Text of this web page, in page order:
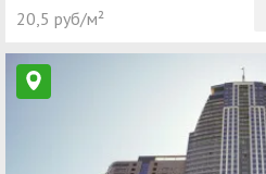
20,5 руб/м²